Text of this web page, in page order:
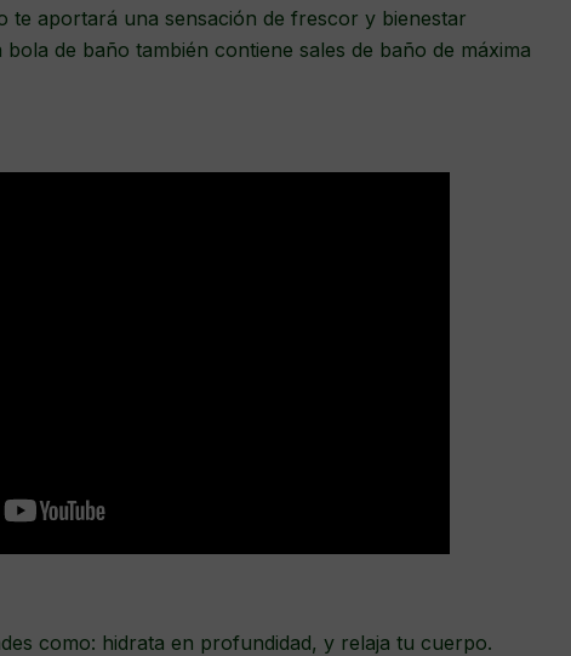
te aportará una sensación de frescor y bienestar
bola de baño también contiene sales de baño de máxima
como: hidrata en profundidad, y relaja tu cuerpo.